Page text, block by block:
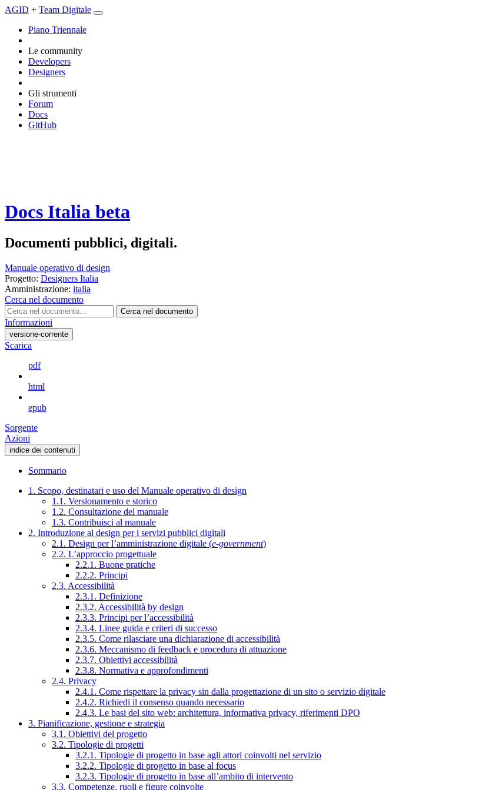
AGID + Team Digitale
Piano Triennale
Le community
Developers
Designers
Gli strumenti
Forum
Docs
GitHub
Docs Italia beta
Documenti pubblici, digitali.
Manuale operativo di design
Progetto: Designers Italia
Amministrazione: italia
Cerca nel documento
Cerca nel documento
Informazioni
versione-corrente
Scarica
pdf
html
epub
Sorgente
Azioni
indice dei contenuti
Sommario
1. Scopo, destinatari e uso del Manuale operativo di design
1.1. Versionamento e storico
1.2. Consultazione del manuale
1.3. Contribuisci al manuale
2. Introduzione al design per i servizi pubblici digitali
2.1. Design per l’amministrazione digitale (e-government)
2.2. L’approccio progettuale
2.2.1. Buone pratiche
2.2.2. Principi
2.3. Accessibilità
2.3.1. Definizione
2.3.2. Accessibilità by design
2.3.3. Principi per l’accessibilità
2.3.4. Linee guida e criteri di successo
2.3.5. Come rilasciare una dichiarazione di accessibilità
2.3.6. Meccanismo di feedback e procedura di attuazione
2.3.7. Obiettivi accessibilità
2.3.8. Normativa e approfondimenti
2.4. Privacy
2.4.1. Come rispettare la privacy sin dalla progettazione di un sito o servizio digitale
2.4.2. Richiedi il consenso quando necessario
2.4.3. Le basi del sito web: architettura, informativa privacy, riferimenti DPO
3. Pianificazione, gestione e strategia
3.1. Obiettivi del progetto
3.2. Tipologie di progetti
3.2.1. Tipologie di progetto in base agli attori coinvolti nel servizio
3.2.2. Tipologie di progetto in base al focus
3.2.3. Tipologie di progetto in base all’ambito di intervento
3.3. Competenze, ruoli e figure coinvolte